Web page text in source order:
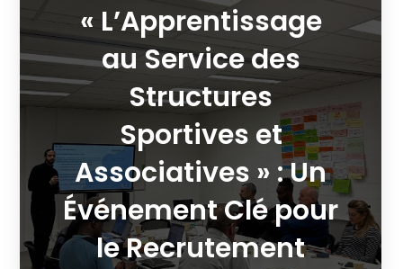
« L’Apprentissage
au Service des
Structures
Sportives et
Associatives » : Un
Événement Clé pour
le Recrutement